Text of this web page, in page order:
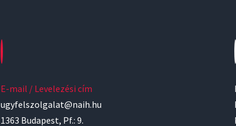
E-mail / Levelezési cím
ugyfelszolgalat@naih.hu
1363 Budapest, Pf.: 9.